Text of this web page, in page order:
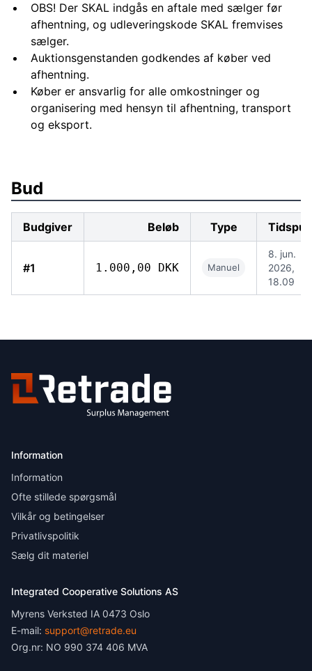
OBS! Der SKAL indgås en aftale med sælger før
afhentning, og udleveringskode SKAL fremvises
sælger.
Auktionsgenstanden godkendes af køber ved
afhentning.
Køber er ansvarlig for alle omkostninger og
organisering med hensyn til afhentning, transport
og eksport.
Bud
Budgiver Beløb Type
#1 1.000,00 DKK Manuel
8. jun.
2026,
18.09
Information
Information
Ofte stillede spørgsmål
Vilkår og betingelser
Privatlivspolitik
Sælg dit materiel
Integrated Cooperative Solutions AS
Myrens Verksted IA 0473 Oslo
E-mail: support@retrade.eu
Org.nr: NO 990 374 406 MVA